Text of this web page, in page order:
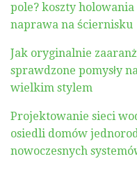
pole? koszty
naprawa na ściernisku
Jak oryginalnie
sprawdzone pomysły
wielkim stylem
Projektowanie sieci
osiedli domów
nowoczesnych